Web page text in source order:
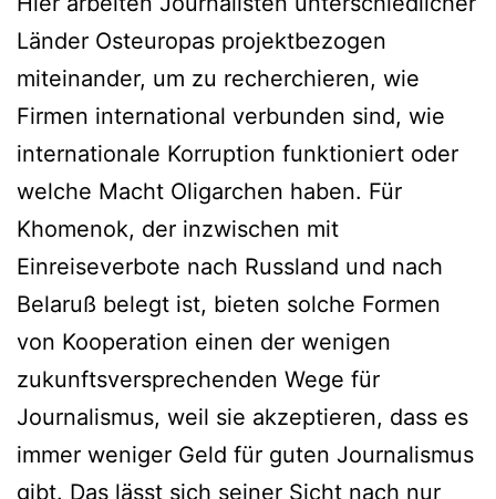
Länder Osteuropas projektbezogen
miteinander, um zu recherchieren, wie
Firmen international verbunden sind, wie
internationale Korruption funktioniert oder
welche Macht Oligarchen haben. Für
Khomenok, der inzwischen mit
Einreiseverbote nach Russland und nach
Belaruß belegt ist, bieten solche Formen
von Kooperation einen der wenigen
zukunftsversprechenden Wege für
Journalismus, weil sie akzeptieren, dass es
immer weniger Geld für guten Journalismus
gibt. Das lässt sich seiner Sicht nach nur